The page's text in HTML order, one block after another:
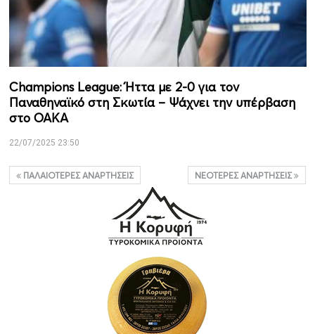
Champions League: Ήττα με 2-0 για τον
Παναθηναϊκό στη Σκωτία – Ψάχνει την υπέρβαση
στο ΟΑΚΑ
22/07/2025 23:50
ΠΑΛΑΙΌΤΕΡΕΣ ΑΝΑΡΤΉΣΕΙΣ ΝΕΌΤΕΡΕΣ ΑΝΑΡΤΉΣΕΙΣ